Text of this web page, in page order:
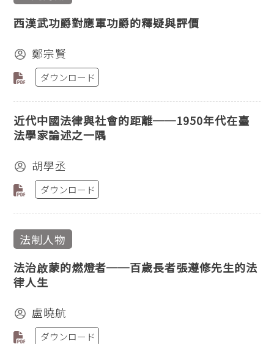
西漢武功爵對應軍功爵的釋疑與評價
鄭宗賢
ダウンロード
近代中國法律與社會的距離──1950年代在臺
法學家論述之一隅
胡學丞
ダウンロード
法制人物
法治啟蒙的燃燈者──百歲長者張遵修先生的法
律人生
盧曉航
ダウンロード